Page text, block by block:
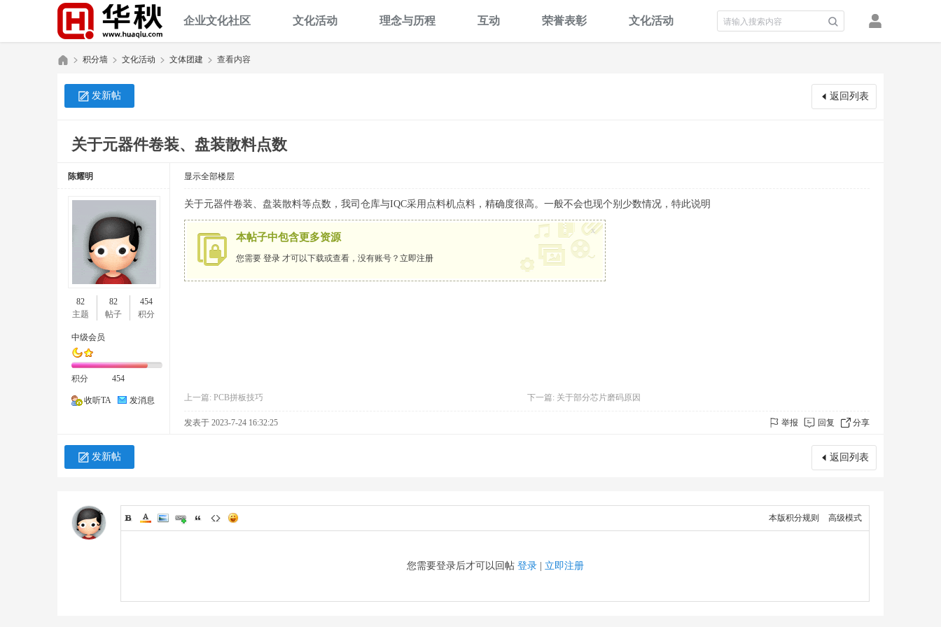
企业文化社区 文化活动 理念与历程 互动 荣誉表彰 文化活动
积分墙 文化活动 文体团建 查看内容
返回列表
发新帖
关于元器件卷装、盘装散料点数
陈耀明
82
主题
82
帖子
454
积分
中级会员
积分 454
收听TA 发消息
显示全部楼层
关于元器件卷装、盘装散料等点数，我司仓库与IQC采用点料机点料，精确度很高。一般不会也现个别少数情况，特此说明
本帖子中包含更多资源
您需要 登录 才可以下载或查看，没有账号？ 立即注册
x
上一篇: PCB拼板技巧 下一篇: 关于部分芯片磨码原因
发表于 2023-7-24 16:32:25 举报 回复 分享
返回列表
发新帖
本版积分规则 高级模式
您需要登录后才可以回帖 登录| 立即注册